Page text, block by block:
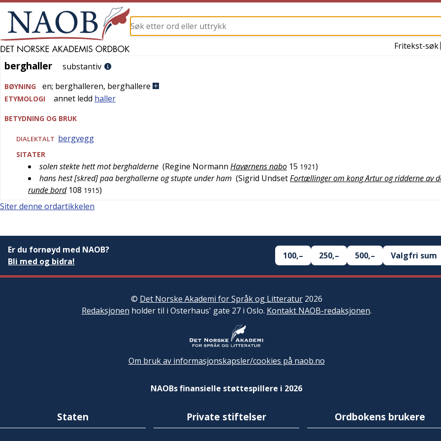
Fritekst-søk
berghaller
berghaller substantiv
BØYNING en; berghalleren, berghallere
ETYMOLOGI annet ledd haller
BETYDNING OG BRUK
DIALEKTALT bergvegg
SITATER
solen stekte hett mot berghalderne (Regine Normann Havørnens nabo 15 1921)
hans hest [skred] paa berghallerne og stupte under ham (Sigrid UndsetFortællinger om kong Artur og ridderne av
runde bord 108 1915)
Siter denne ordartikkelen
Er du fornøyd med NAOB?
Bli med og bidra!
100,– 250,– 500,– Valgfri sum
© Det Norske Akademi for Språk og Litteratur2026
Redaksjonen holder til i Osterhaus' gate 27 i Oslo. Kontakt NAOB-redaksjonen.
Om bruk av informasjonskapsler/cookies på naob.no
NAOBs finansielle støttespillere i 2026
Staten Private stiftelser Ordbokens brukere